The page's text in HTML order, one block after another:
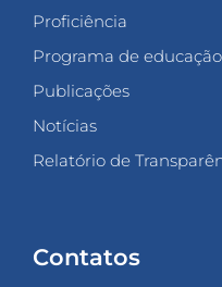
Proficiência
Programa de
Publicações
Notícias
Relatório de
Contatos